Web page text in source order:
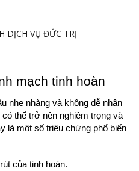
mạch tinh hoàn
nhẹ nhàng và không dễ nhận
thể trở nên nghiêm trọng và
là một số triệu chứng phổ biến
của tinh hoàn.